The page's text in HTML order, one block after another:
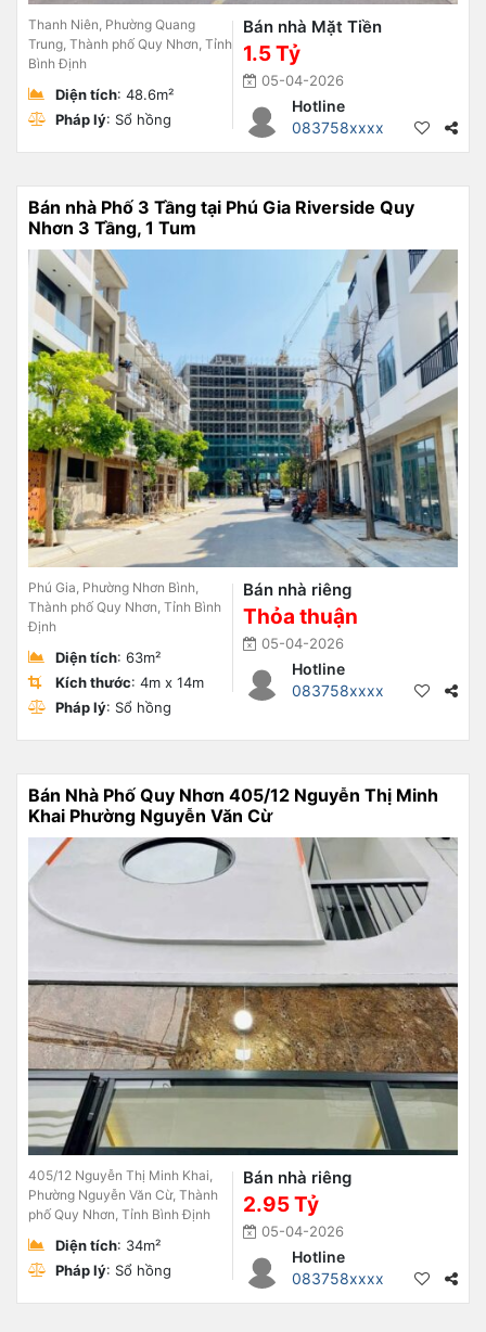
Thanh Niên, Phường Quang
Trung, Thành phố Quy Nhơn, Tỉnh
Bình Định
Diện tích: 48.6m²
Pháp lý: Sổ hồng
Bán nhà Mặt Tiền
1.5 Tỷ
05-04-2026
Hotline
083758xxxx
Bán nhà Phố 3 Tầng tại Phú Gia Riverside Quy
Nhơn 3 Tầng, 1 Tum
Phú Gia, Phường Nhơn Bình,
Thành phố Quy Nhơn, Tỉnh Bình
Định
Diện tích: 63m²
Kích thước: 4m x 14m
Pháp lý: Sổ hồng
Bán nhà riêng
Thỏa thuận
05-04-2026
Hotline
083758xxxx
Bán Nhà Phố Quy Nhơn 405/12 Nguyễn Thị Minh
Khai Phường Nguyễn Văn Cừ
405/12 Nguyễn Thị Minh Khai,
Phường Nguyễn Văn Cừ, Thành
phố Quy Nhơn, Tỉnh Bình Định
Diện tích: 34m²
Pháp lý: Sổ hồng
Bán nhà riêng
2.95 Tỷ
05-04-2026
Hotline
083758xxxx